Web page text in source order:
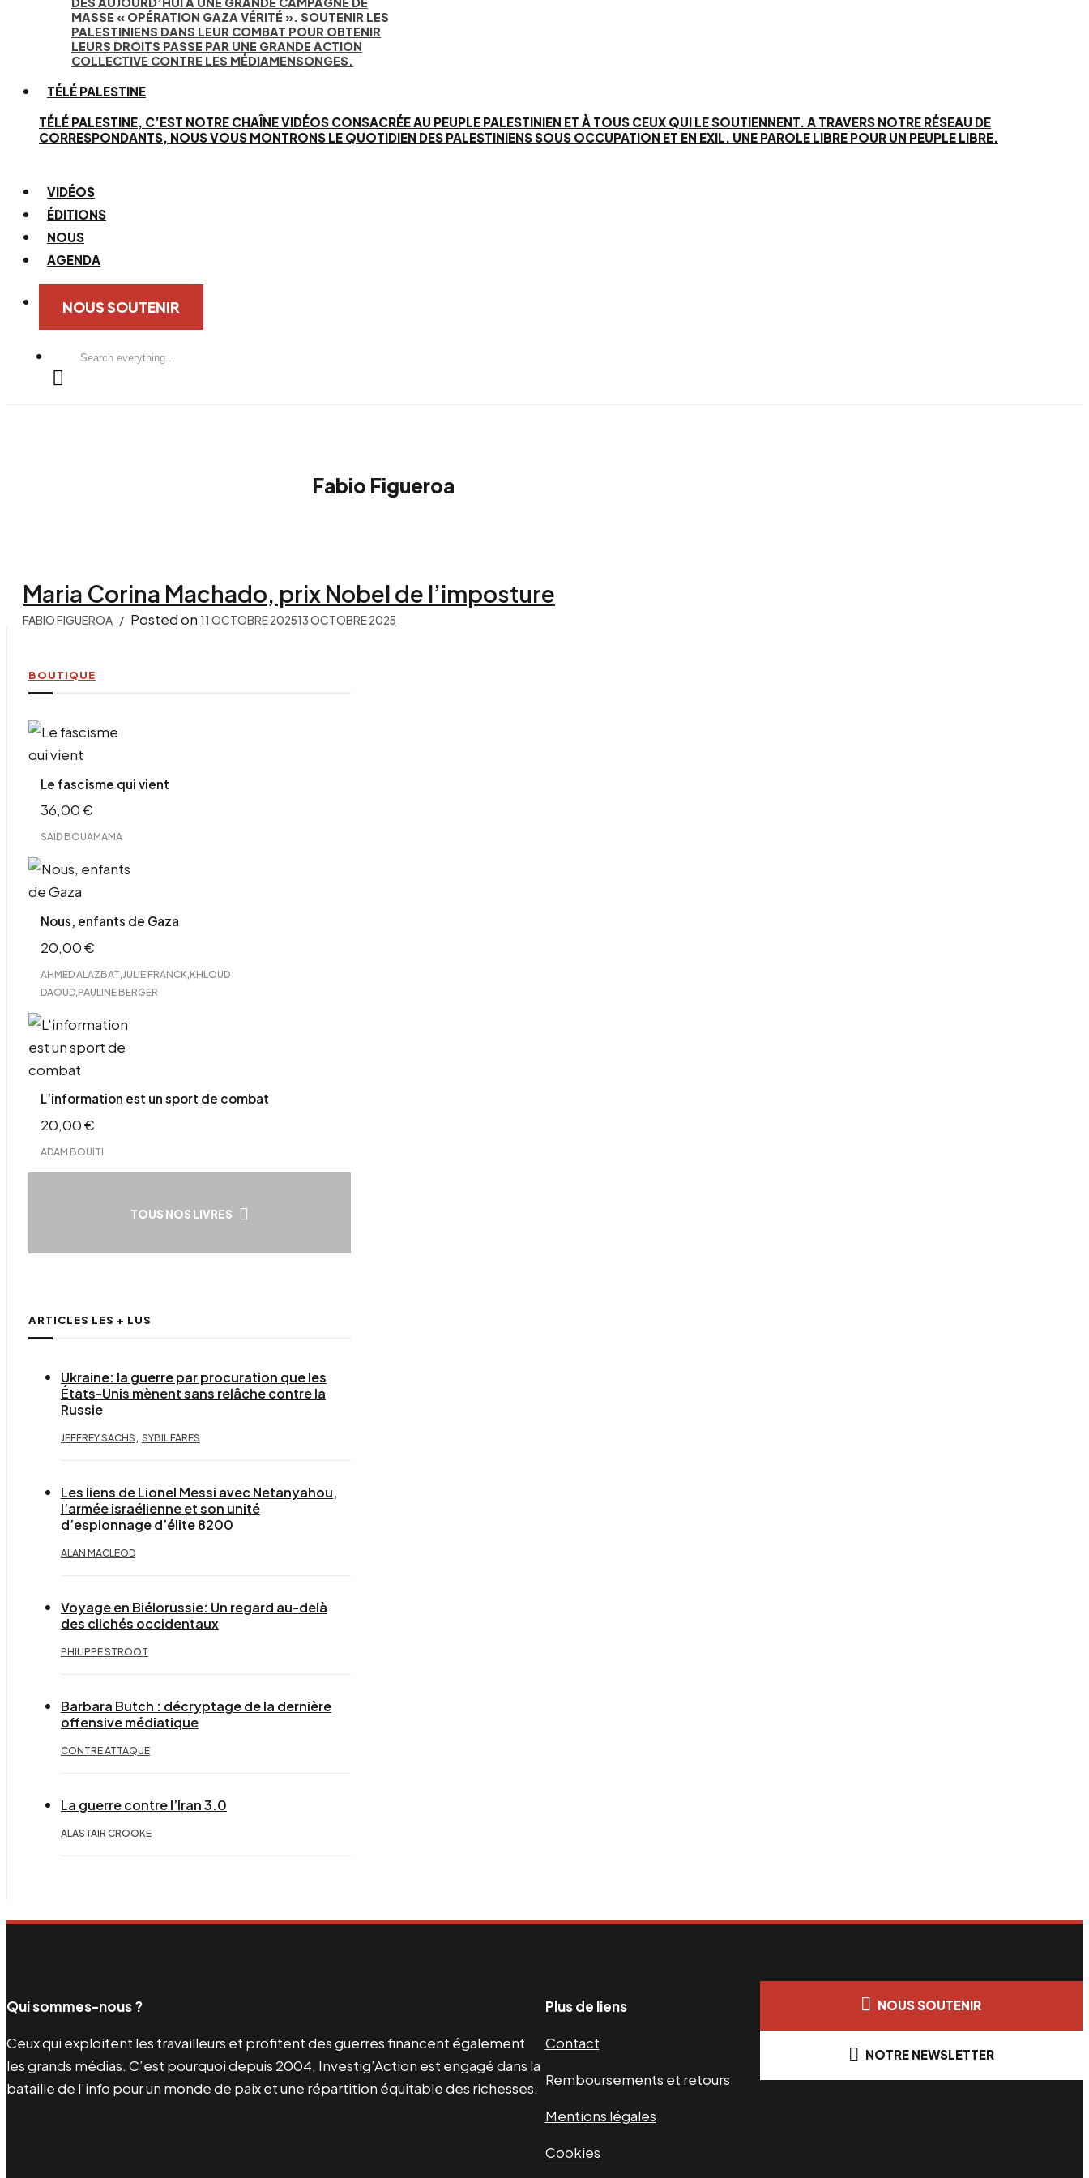
MASSE « OPÉRATION GAZA VÉRITÉ ». SOUTENIR LES
PALESTINIENS DANS LEUR COMBAT POUR OBTENIR
LEURS DROITS PASSE PAR UNE GRANDE ACTION
COLLECTIVE CONTRE LES MÉDIAMENSONGES.
TÉLÉ PALESTINE
TÉLÉ PALESTINE, C’EST NOTRE CHAÎNE VIDÉOS CONSACRÉE AU PEUPLE PALESTINIEN ET À TOUS CEUX QUI LE SOUTIENNENT. A TRAVERS NOTRE RÉSEAU DE
CORRESPONDANTS, NOUS VOUS MONTRONS LE QUOTIDIEN DES PALESTINIENS SOUS OCCUPATION ET EN EXIL. UNE PAROLE LIBRE POUR UN PEUPLE LIBRE.
VIDÉOS
ÉDITIONS
NOUS
AGENDA
NOUS SOUTENIR
Search
Fabio Figueroa
Maria Corina Machado, prix Nobel de l’imposture
FABIO FIGUEROA Posted on 11 OCTOBRE 202513 OCTOBRE 2025
BOUTIQUE
Le fascisme qui vient
36,00€
SAÏD BOUAMAMA
Nous, enfants de Gaza
20,00€
AHMED ALAZBAT JULIE FRANCK KHLOUD
DAOUD, PAULINE BERGER
L’information est un sport de combat
20,00€
ADAM BOUITI
TOUS NOS LIVRES
ARTICLES LES + LUS
Ukraine: la guerre par procuration que les
États-Unis mènent sans relâche contre la
Russie
JEFFREY SACHS, SYBIL FARES
Les liens de Lionel Messi avec Netanyahou,
l’armée israélienne et son unité
d’espionnage d’élite 8200
ALAN MACLEOD
Voyage en Biélorussie: Un regard au-delà
des clichés occidentaux
PHILIPPE STROOT
Barbara Butch : décryptage de la dernière
offensive médiatique
CONTRE ATTAQUE
La guerre contre l’Iran 3.0
ALASTAIR CROOKE
Qui sommes-nous ?
Ceux qui exploitent les travailleurs et profitent des guerres financent également
les grands médias. C’est pourquoi depuis 2004, Investig’Action est engagé dans la
bataille de l’info pour un monde de paix et une répartition équitable des richesses.
Plus de liens
Contact
Remboursements et retours
Mentions légales
Cookies
NOUS SOUTENIR
NOTRE NEWSLETTER